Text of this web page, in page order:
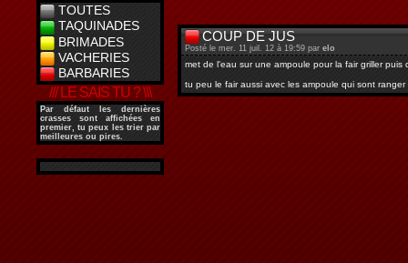
TOUTES
TAQUINADES
BRIMADES
VACHERIES
BARBARIES
/// LE SAIS TU ? \\\
Par défaut les dernières
crasses sont affichées en
premier, tu peux les trier par
meilleures ou pires.
COUP DE JUS
Posté le mer. 11 juil. 12 à 19:59 par elo
met de l'eau sur une ampoule pour la fair griller
tu peu le fair aussi avec les ampoule qui sont